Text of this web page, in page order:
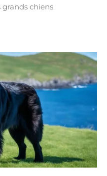
grands chiens